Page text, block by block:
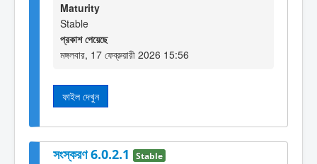
Maturity
Stable
প্রকাশ পেয়েছে
মঙ্গলবার, 17 ফেব্রুয়ারী 2026 15:56
ফাইল দেখুন
সংস্করণ 6.0.2.1 Stable